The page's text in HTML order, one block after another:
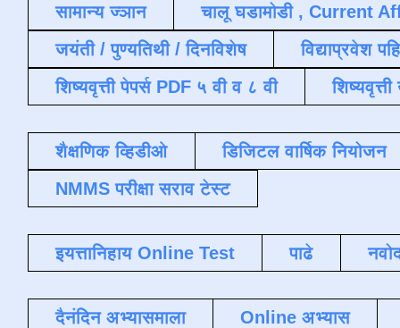
सामान्य ज्ञान
चालू घडामोडी , Current
जयंती / पुण्यतिथी / दिनविशेष
विद्याप्रवेश
शिष्यवृत्ती पेपर्स PDF ५ वी व ८ वी
शैक्षणिक व्हिडीओ
डिजिटल वार्षिक नियोजन
NMMS परीक्षा सराव टेस्ट
इयत्तानिहाय Online Test पाढे
दैनंदिन अभ्यासमाला
Online अभ्यास